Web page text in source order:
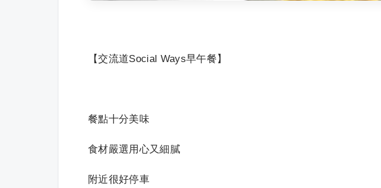
【交流道Social Ways早午餐】
餐點十分美味
食材嚴選用心又細膩
附近很好停車